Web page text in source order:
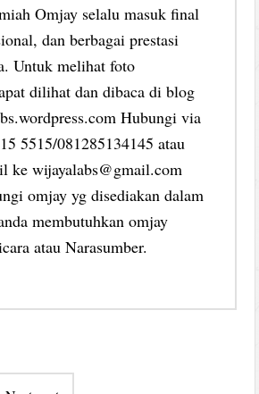
Omjay selalu masuk final
dan berbagai prestasi
Untuk melihat foto
dilihat dan dibaca di blog
Hubungi via
5515/081285134145 atau
ke wijayalabs@gmail.com
omjay yg disediakan dalam
membutuhkan omjay
atau Narasumber.